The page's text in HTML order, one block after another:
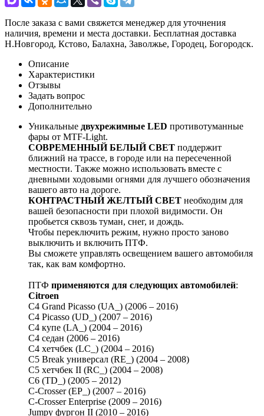
После заказа с вами свяжется менеджер для уточнения
наличия, времени и места доставки. Бесплатная доставка
Н.Новгород, Кстово, Балахна, Заволжье, Городец, Богородск.
Описание
Характеристики
Отзывы
Задать вопрос
Дополнительно
Уникальные двухрежимные LED противотуманные
фары от MTF-Light.
СОВРЕМЕННЫЙ БЕЛЫЙ СВЕТ поддержит
ближний на трассе, в городе или на пересеченной
местности. Также можно использовать вместе с
дневными ходовыми огнями для лучшего обозначения
вашего авто на дороге.
КОНТРАСТНЫЙ ЖЕЛТЫЙ СВЕТ необходим для
вашей безопасности при плохой видимости. Он
пробьется сквозь туман, снег, и дождь.
Чтобы переключить режим, нужно просто заново
выключить и включить ПТФ.
Вы сможете управлять освещением вашего автомобиля
так, как вам комфортно.
ПТФ применяются для следующих автомобилей:
Citroen
C4 Grand Picasso (UA_) (2006 – 2016)
C4 Picasso (UD_) (2007 – 2016)
C4 купе (LA_) (2004 – 2016)
C4 седан (2006 – 2016)
C4 хетчбек (LC_) (2004 – 2016)
C5 Break универсал (RE_) (2004 – 2008)
C5 хетчбек II (RC_) (2004 – 2008)
C6 (TD_) (2005 – 2012)
C-Crosser (EP_) (2007 – 2016)
C-Crosser Enterprise (2009 – 2016)
Jumpy фургон II (2010 – 2016)